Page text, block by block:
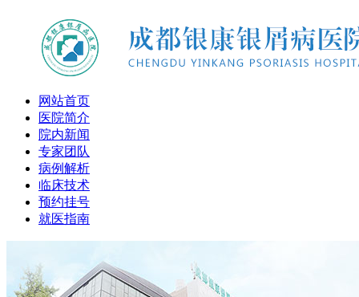
网站首页
医院简介
院内新闻
专家团队
病例解析
临床技术
预约挂号
就医指南